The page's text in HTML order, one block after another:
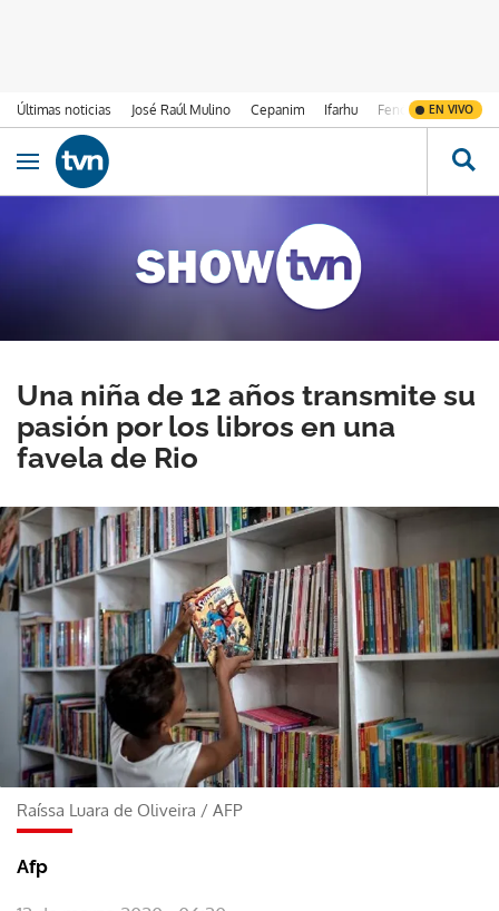
Últimas noticias José Raúl Mulino Cepanim Ifarhu Fenómeno de El
EN VIVO
Ir al contenido
Obrir navegació
Una niña de 12 años transmite su
pasión por los libros en una
favela de Rio
Raíssa Luara de Oliveira / AFP
Afp